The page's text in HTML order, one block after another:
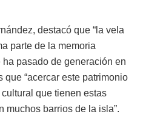
destacó que “la vela
parte de la memoria
pasado de generación en
“acercar este patrimonio
que tienen estas
muchos barrios de la isla”.